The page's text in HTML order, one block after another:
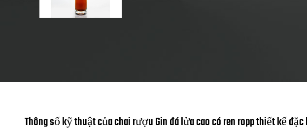
Thông số kỹ thuật của chai rượu Gin đá lửa cao có ren ropp thiết kế